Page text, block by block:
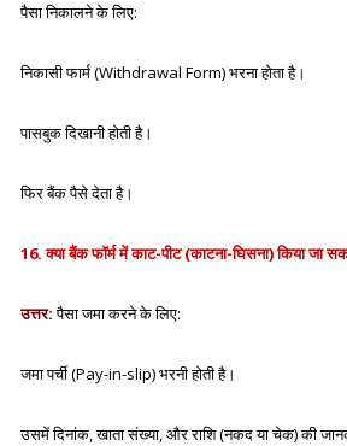
पैसा निकालने के लिए:
निकासी फार्म (Withdrawal Form)भरना होता है।
पासबुक दिखानी होती है।
फिर बैंक पैसे देता है।
16. क्या बैंक फॉर्म में काट-पीट (काटना-घिसना) किया जा
उत्तर:पैसा जमा करने के लिए:
जमा पर्ची (Pay-in-slip)भरनी होती है।
उसमें दिनांक, खाता संख्या, और राशि (नकद या चेक) की